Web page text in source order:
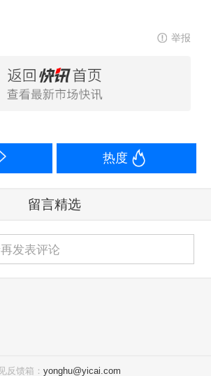
举报
热度
留言精选
发表评论
反馈箱： yonghu@yicai.com